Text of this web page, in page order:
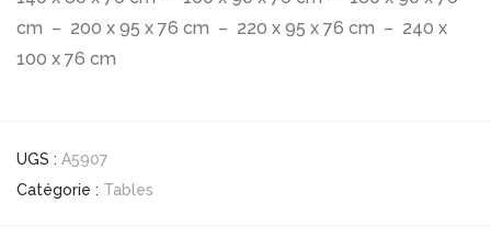
cm – 200 x 95 x 76 cm – 220 x 95 x 76 cm – 240 x
100 x 76 cm
UGS : A5907
Catégorie : Tables